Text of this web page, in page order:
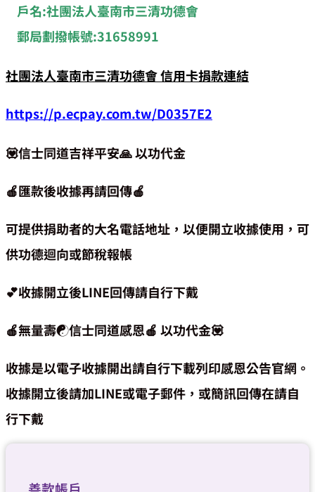
戶名:社團法人臺南市三清功德會
郵局劃撥帳號:31658991
社團法人臺南市三清功德會 信用卡捐款連結
https://p.ecpay.com.tw/D0357E2
💟信士同道吉祥平安🙏 以功代金
🍎匯款後收據再請回傳🍎
可提供捐助者的大名電話地址，以便開立收據使用，可
供功德迴向或節稅報帳
💕收據開立後LINE回傳請自行下戴
🍎無量壽☯️信士同道感恩🍎 以功代金💟
收據是以電子收據開出請自行下載列印感恩公告官網。
收據開立後請加LINE或電子郵件，或簡訊回傳在請自
行下戴